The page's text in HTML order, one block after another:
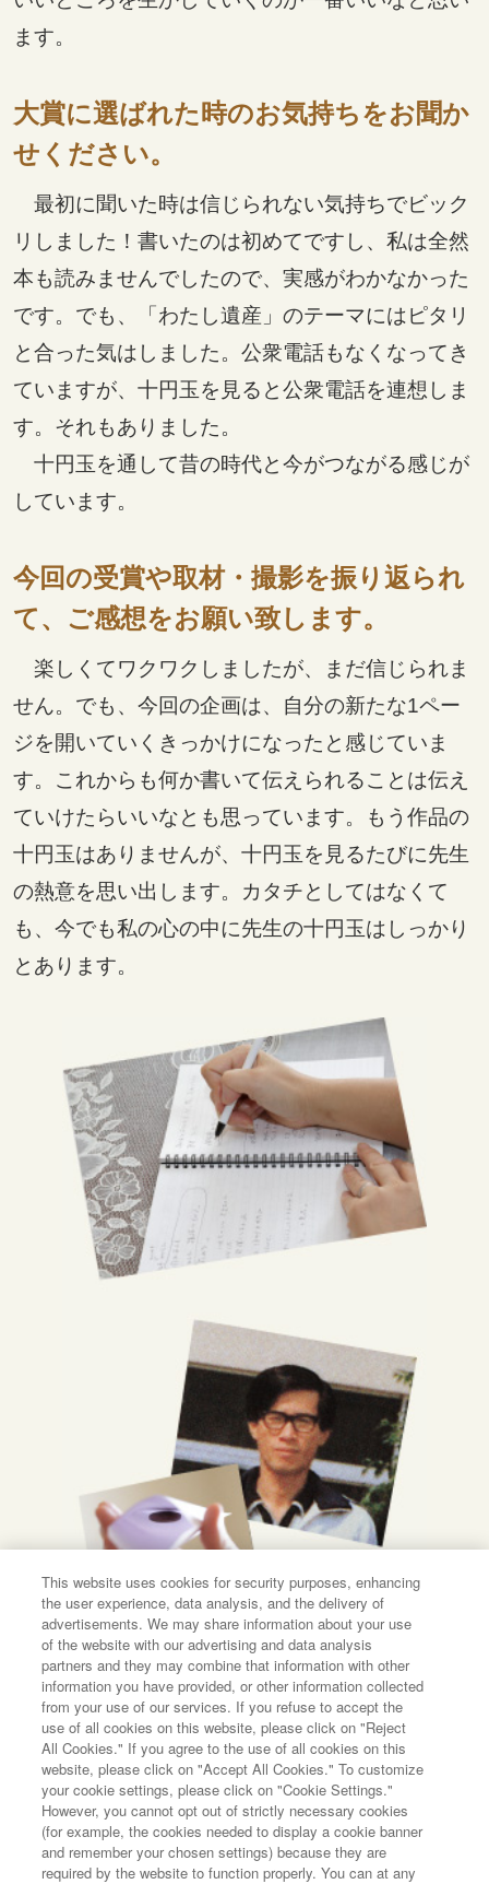
ます。
大賞に選ばれた時のお気持ちをお聞か
せください。
最初に聞いた時は信じられない気持ちでビック
リしました！書いたのは初めてですし、私は全然
本も読みませんでしたので、実感がわかなかった
です。でも、「わたし遺産」のテーマにはピタリ
と合った気はしました。公衆電話もなくなってき
ていますが、十円玉を見ると公衆電話を連想しま
す。それもありました。
十円玉を通して昔の時代と今がつながる感じが
しています。
今回の受賞や取材・撮影を振り返られ
て、ご感想をお願い致します。
楽しくてワクワクしましたが、まだ信じられま
せん。でも、今回の企画は、自分の新たな1ペー
ジを開いていくきっかけになったと感じていま
す。これからも何か書いて伝えられることは伝え
ていけたらいいなとも思っています。もう作品の
十円玉はありませんが、十円玉を見るたびに先生
の熱意を思い出します。カタチとしてはなくて
も、今でも私の心の中に先生の十円玉はしっかり
とあります。
This website uses cookies for security purposes, enhancing
the user experience, data analysis, and the delivery of
advertisements. We may share information about your use
of the website with our advertising and data analysis
partners and they may combine that information with other
information you have provided, or other information collected
from your use of our services. If you refuse to accept the
use of all cookies on this website, please click on "Reject
All Cookies." If you agree to the use of all cookies on this
website, please click on "Accept All Cookies." To customize
your cookie settings, please click on "Cookie Settings."
However, you cannot opt out of strictly necessary cookies
(for example, the cookies needed to display a cookie banner
and remember your chosen settings) because they are
required by the website to function properly. You can at any